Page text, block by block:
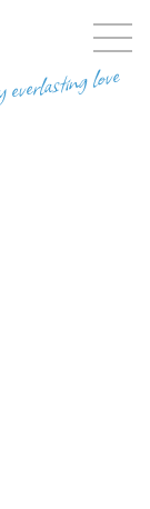
everlasting love